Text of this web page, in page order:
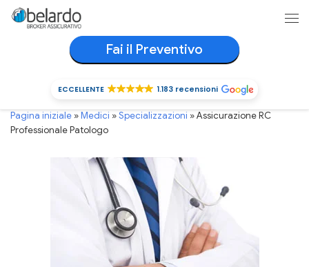
Passa al contenuto
Fai il Preventivo
ECCELLENTE 1.183 recensioni
Pagina iniziale »Medici »Specializzazioni »Assicurazione RC
Professionale Patologo